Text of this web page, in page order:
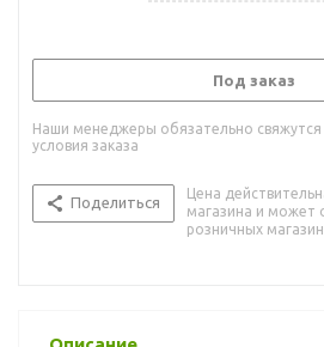
Под заказ
Наши менеджеры обязательно свяжутся
условия заказа
Поделиться
Цена
магазина и может
розничных